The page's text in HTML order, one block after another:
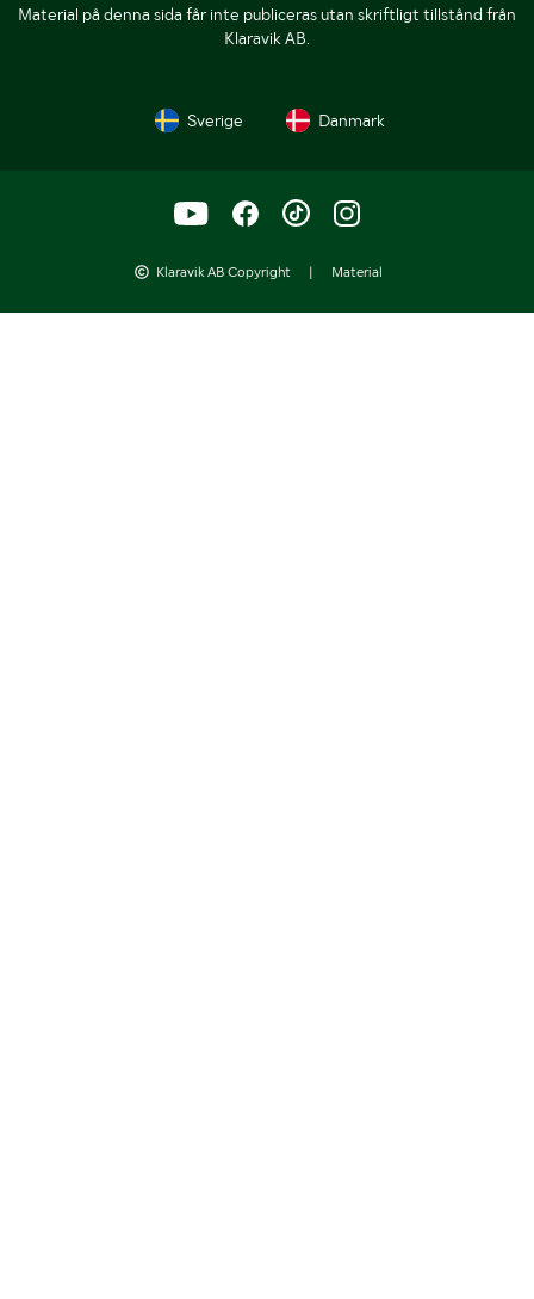
Material på denna sida får inte publiceras utan skriftligt tillstånd från
Klaravik AB.
Sverige Danmark
Klaravik AB Copyright | Material